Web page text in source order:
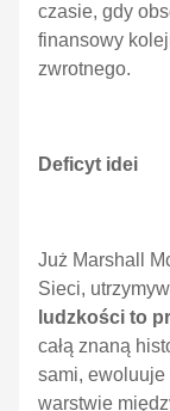
czasie, gdy
finansowy
zwrotnego.
Deficyt idei
Już Marshall
Sieci,
ludzkości to
całą znaną
sami,
warstwie